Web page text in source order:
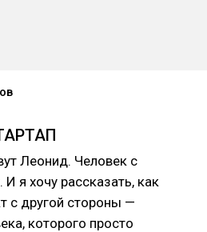
Леонид. Человек с
я хочу рассказать, как
с другой стороны —
которого просто